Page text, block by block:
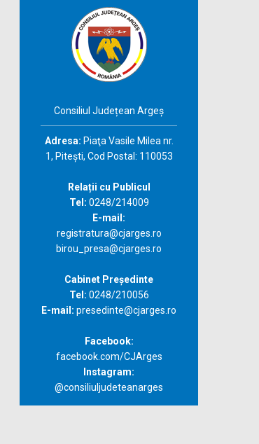
Consiliul Județean Argeș
Adresa: Piaţa Vasile Milea nr.
1, Piteşti, Cod Postal: 110053
Relații cu Publicul
Tel: 0248/214009
E-mail:
registratura@cjarges.ro
birou_presa@cjarges.ro
Cabinet Președinte
Tel: 0248/210056
E-mail: presedinte@cjarges.ro
Facebook:
facebook.com/CJArges
Instagram:
@consiliuljudeteanarges